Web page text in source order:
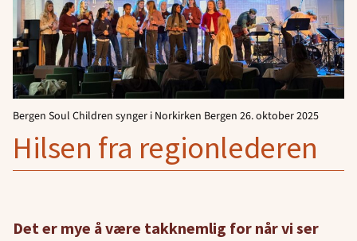
Bergen Soul Children synger i Norkirken Bergen 26. oktober 2025
Hilsen fra regionlederen
Det er mye å være takknemlig for når vi ser